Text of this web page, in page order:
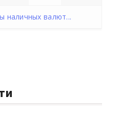
наличных валют...